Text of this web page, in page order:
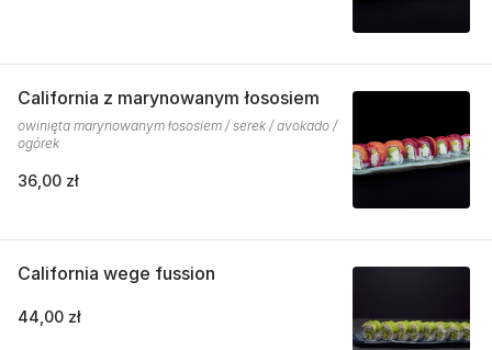
California z marynowanym łososiem
owinięta marynowanym łososiem / serek / avokado /
ogórek
36,00 zł
California wege fussion
44,00 zł